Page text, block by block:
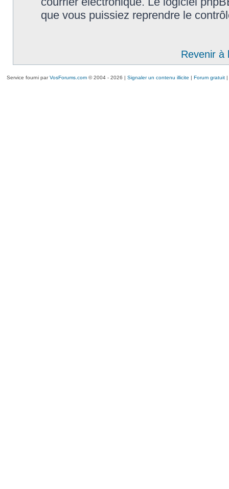
que vous puissiez reprendre le
Revenir à
Service fourni parVosForums.com© 2004 - 2026 | Signaler un contenu illicite | Forum gratuit|